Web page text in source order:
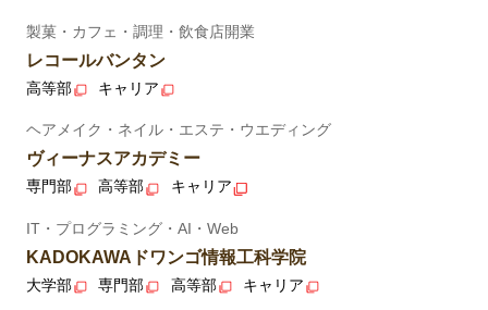
製菓・カフェ・調理・飲食店開業
レコールバンタン
高等部 キャリア
ヘアメイク・ネイル・エステ・ウエディング
ヴィーナスアカデミー
専門部 高等部 キャリア
IT・プログラミング・AI・Web
KADOKAWAドワンゴ情報工科学院
大学部 専門部 高等部 キャリア